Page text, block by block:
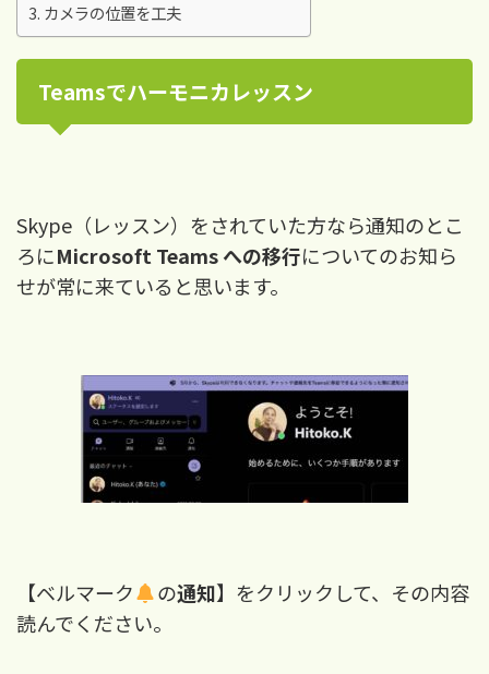
カメラの位置を工夫
Teamsでハーモニカレッスン
Skype（レッスン）をされていた方なら通知のとこ
ろにMicrosoft Teams への移行についてのお知ら
せが常に来ていると思います。
【ベルマーク の通知】をクリックして、その内容
読んでください。